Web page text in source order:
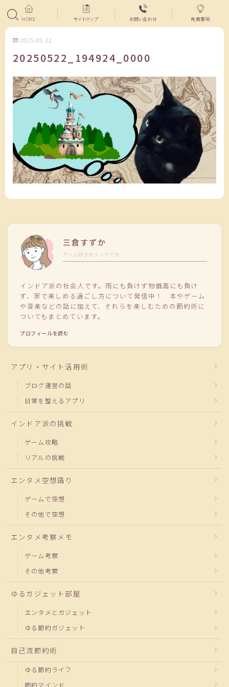
HOME サイトマップ お問い合わせ 免責事項
2025.05.22
20250522_194924_0000
三倉すずか
ゲーム好きのインドア派
インドア派の社会人です。雨にも負けず物価高にも負け
ず、家で楽しめる過ごし方について発信中！ 本やゲーム
や音楽などの話に加えて、それらを楽しむための節約術に
ついてもまとめています。
プロフィールを読む
アプリ・サイト活用術
ブログ運営の話
日常を整えるアプリ
インドア派の挑戦
ゲーム攻略
リアルの挑戦
エンタメ空想語り
ゲームで空想
その他で空想
エンタメ考察メモ
ゲーム考察
その他考察
ゆるガジェット部屋
エンタメとガジェット
ゆる節約ガジェット
自己流節約術
ゆる節約ライフ
節約マインド